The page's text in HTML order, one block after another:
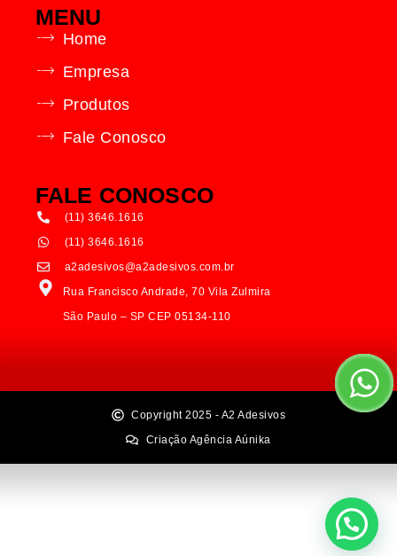
MENU
Home
Empresa
Produtos
Fale Conosco
FALE CONOSCO
(11) 3646.1616
(11) 3646.1616
a2adesivos@a2adesivos.com.br
Rua Francisco Andrade, 70 Vila Zulmira
São Paulo – SP CEP 05134-110
Copyright 2025 - A2 Adesivos
Criação Agência Aúnika